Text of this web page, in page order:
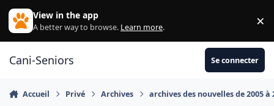
Aller au contenu
View in the app
A better way to browse. Learn more. ×
Cani-Seniors Se connecter
Accueil Privé Archives archives des nouvelles de 2005 à